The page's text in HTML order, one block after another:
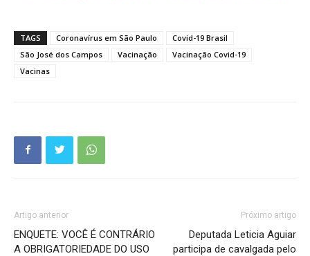
TAGS Coronavírus em São Paulo
Covid-19 Brasil
São José dos Campos
Vacinação
Vacinação Covid-19
Vacinas
Artigo anterior
ENQUETE: VOCÊ É CONTRÁRIO
A OBRIGATORIEDADE DO USO
Próximo artigo
Deputada Leticia Aguiar
participa de cavalgada pelo